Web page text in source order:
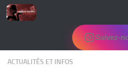
Skip to content
Suivez-
ACTUALITÉS ET INFOS